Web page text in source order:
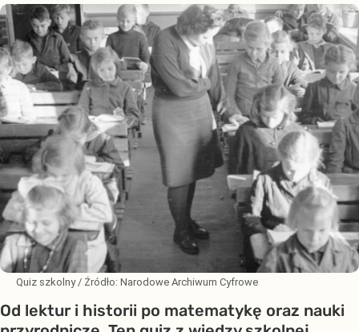
Quiz szkolny/ Źródło: Narodowe Archiwum Cyfrowe
Od lektur i historii po matematykę oraz nauki